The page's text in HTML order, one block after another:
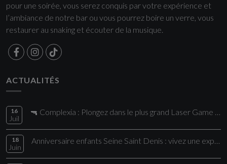
pour une soirée, vous serez conquis par votre expérience et
l’ambiance de notre bar ou vous pourrez boire un verre, vous
restaurer au snaking et écouter de la musique.
ACTUALITÉS
16
Juil
🔫 Complexia : Plongez dans le plus grand Laser Game de la région !
18
Juin
Anniversaire enfants Seine Saint Denis : vivez une expérience unique chez Comple